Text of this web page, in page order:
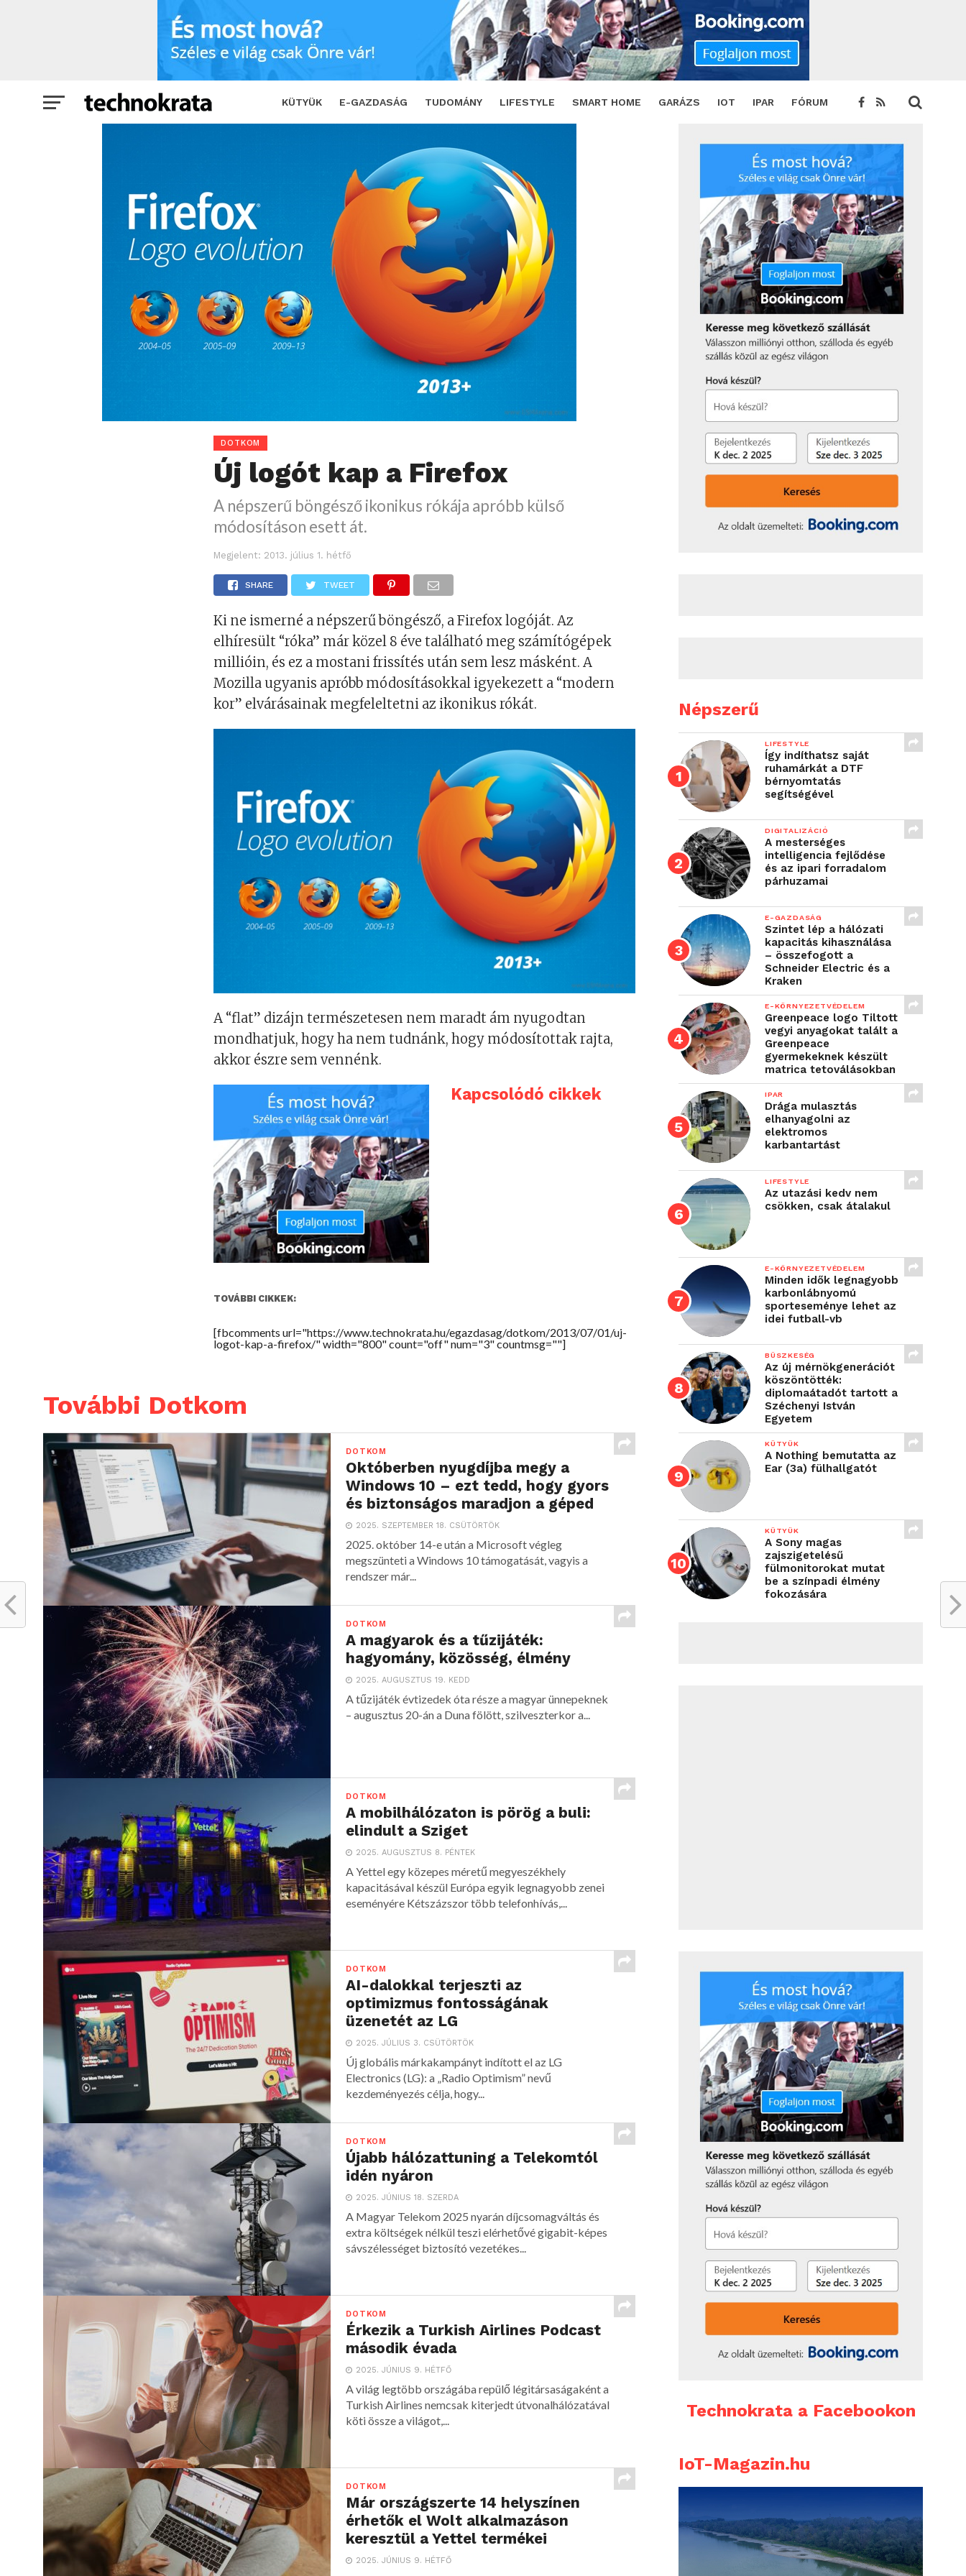
KÜTYÜK E-GAZDASÁG TUDOMÁNY LIFESTYLE SMART HOME GARÁZS IOT IPAR FÓRUM
Új logót kap a Firefox SHARE
DOTKOM
Új logót kap a Firefox
A népszerű böngésző ikonikus rókája apróbb külső
módosításon esett át.
Megjelent: 2013. július 1. hétfő
SHARE TWEET
Ki ne ismerné a népszerű böngésző, a Firefox logóját. Az
elhíresült “róka” már közel 8 éve található meg számítógépek
millióin, és ez a mostani frissítés után sem lesz másként. A
Mozilla ugyanis apróbb módosításokkal igyekezett a “modern
kor” elvárásainak megfeleltetni az ikonikus rókát.
A “flat” dizájn természetesen nem maradt ám nyugodtan
mondhatjuk, hogy ha nem tudnánk, hogy módosítottak rajta,
akkor észre sem vennénk.
Kapcsolódó cikkek
TOVÁBBI CIKKEK:
[fbcomments url="https://www.technokrata.hu/egazdasag/dotkom/2013/07/01/uj-
logot-kap-a-firefox/" width="800" count="off" num="3" countmsg=""]
További Dotkom
DOTKOM
Októberben nyugdíjba megy a
Windows 10 – ezt tedd, hogy gyors
és biztonságos maradjon a géped
2025. SZEPTEMBER 18. CSÜTÖRTÖK
2025. október 14-e után a Microsoft végleg
megszünteti a Windows 10 támogatását, vagyis a
rendszer már...
DOTKOM
A magyarok és a tűzijáték:
hagyomány, közösség, élmény
2025. AUGUSZTUS 19. KEDD
A tűzijáték évtizedek óta része a magyar ünnepeknek
– augusztus 20-án a Duna fölött, szilveszterkor a...
DOTKOM
A mobilhálózaton is pörög a buli:
elindult a Sziget
2025. AUGUSZTUS 8. PÉNTEK
A Yettel egy közepes méretű megyeszékhely
kapacitásával készül Európa egyik legnagyobb zenei
eseményére Kétszázszor több telefonhívás,...
DOTKOM
AI-dalokkal terjeszti az
optimizmus fontosságának
üzenetét az LG
2025. JÚLIUS 3. CSÜTÖRTÖK
Új globális márkakampányt indított el az LG
Electronics (LG): a „Radio Optimism” nevű
kezdeményezés célja, hogy...
DOTKOM
Újabb hálózattuning a Telekomtól
idén nyáron
2025. JÚNIUS 18. SZERDA
A Magyar Telekom 2025 nyarán díjcsomagváltás és
extra költségek nélkül teszi elérhetővé gigabit-képes
sávszélességet biztosító vezetékes...
DOTKOM
Érkezik a Turkish Airlines Podcast
második évada
2025. JÚNIUS 9. HÉTFŐ
A világ legtöbb országába repülő légitársaságaként a
Turkish Airlines nemcsak kiterjedt útvonalhálózatával
köti össze a világot,...
DOTKOM
Már országszerte 14 helyszínen
érhetők el Wolt alkalmazáson
keresztül a Yettel termékei
2025. JÚNIUS 9. HÉTFŐ
Népszerű
LIFESTYLE
Így indíthatsz saját
ruhamárkát a DTF
bérnyomtatás
segítségével
DIGITALIZÁCIÓ
A mesterséges
intelligencia fejlődése
és az ipari forradalom
párhuzamai
E-GAZDASÁG
Szintet lép a hálózati
kapacitás kihasználása
– összefogott a
Schneider Electric és a
Kraken
E-KÖRNYEZETVÉDELEM
Greenpeace logo Tiltott
vegyi anyagokat talált a
Greenpeace
gyermekeknek készült
matrica tetoválásokban
IPAR
Drága mulasztás
elhanyagolni az
elektromos
karbantartást
LIFESTYLE
Az utazási kedv nem
csökken, csak átalakul
E-KÖRNYEZETVÉDELEM
Minden idők legnagyobb
karbonlábnyomú
sporteseménye lehet az
idei futball-vb
BÜSZKESÉG
Az új mérnökgenerációt
köszöntötték:
diplomaátadót tartott a
Széchenyi István
Egyetem
KÜTYÜK
A Nothing bemutatta az
Ear (3a) fülhallgatót
KÜTYÜK
A Sony magas
zajszigetelésű
fülmonitorokat mutat
be a színpadi élmény
fokozására
Technokrata a Facebookon
IoT-Magazin.hu